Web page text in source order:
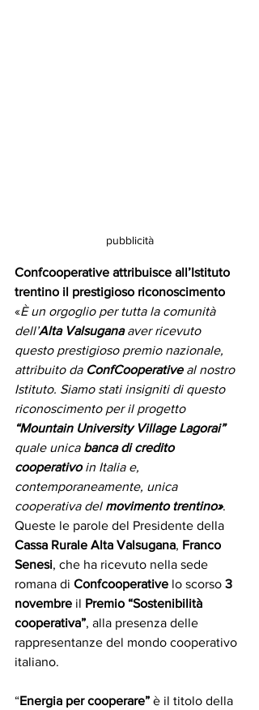
pubblicità
Confcooperative attribuisce all’Istituto
trentino il prestigioso riconoscimento
«È un orgoglio per tutta la comunità
dell’Alta Valsugana aver ricevuto
questo prestigioso premio nazionale,
attribuito da ConfCooperative al nostro
Istituto. Siamo stati insigniti di questo
riconoscimento per il progetto
“Mountain University Village Lagorai”
quale unica banca di credito
cooperativo in Italia e,
contemporaneamente, unica
cooperativa del movimento trentino».
Queste le parole del Presidente della
Cassa Rurale Alta Valsugana, Franco
Senesi, che ha ricevuto nella sede
romana di Confcooperative lo scorso 3
novembre il Premio “Sostenibilità
cooperativa”, alla presenza delle
rappresentanze del mondo cooperativo
italiano.
“Energia per cooperare” è il titolo della